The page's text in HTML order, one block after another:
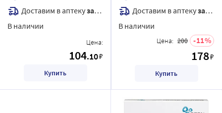
Доставим в аптекузавтра
В наличии
Цена:
104.10₽
Купить
Доставим в аптекузавтра
В наличии
Цена: 200 11
178₽
Купить